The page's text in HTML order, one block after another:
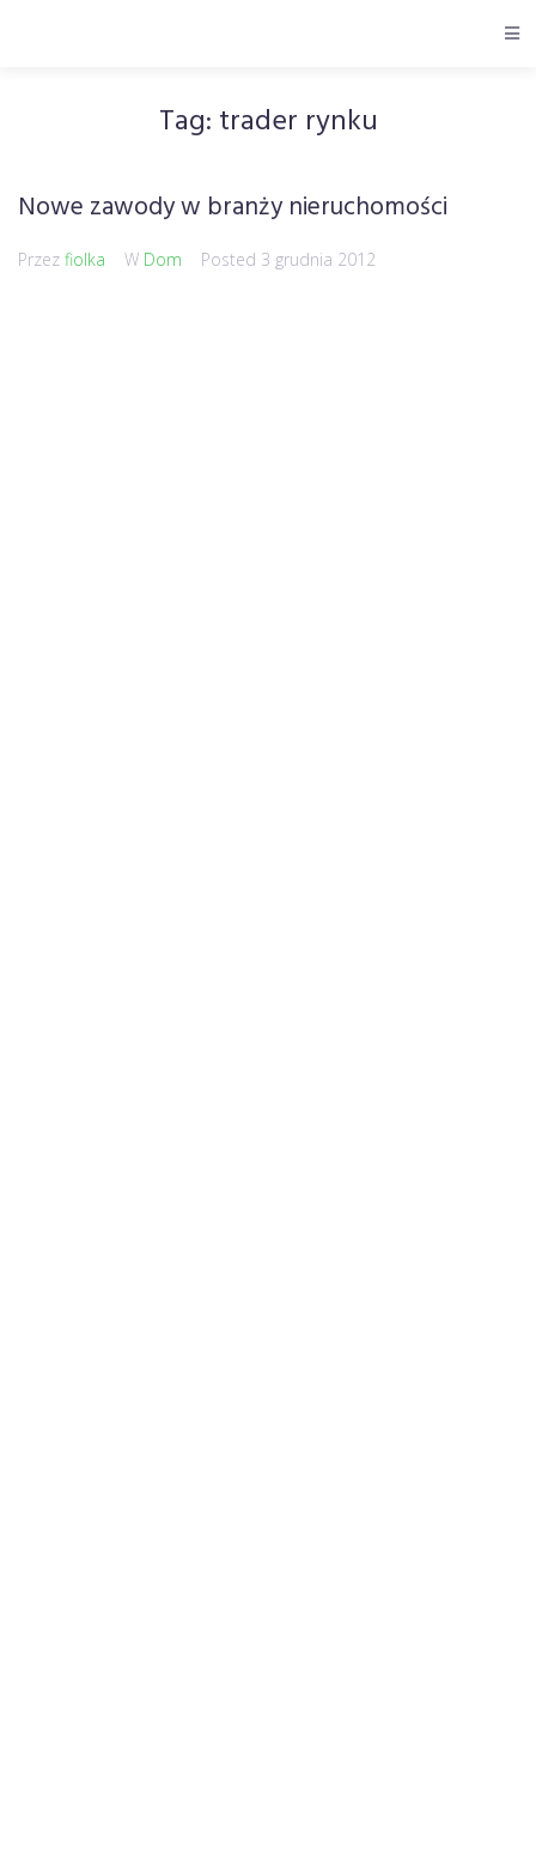
Tag: trader rynku
Nowe zawody w branży nieruchomości
Przez fiolka W Dom Posted 3 grudnia 2012